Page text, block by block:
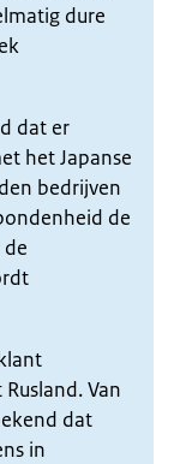
dure
dat er
het Japanse
bedrijven
de
Van
dat
in